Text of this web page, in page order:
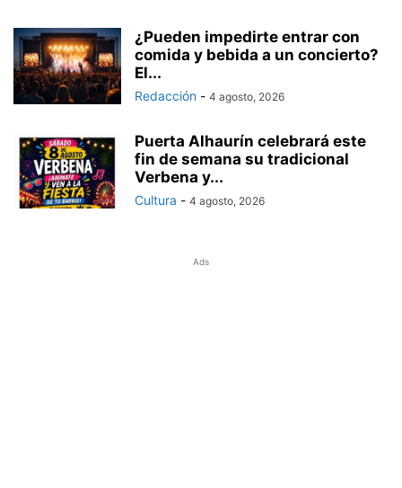
¿Pueden impedirte entrar con
comida y bebida a un concierto?
El...
Redacción - 4 agosto, 2026
Puerta Alhaurín celebrará este
fin de semana su tradicional
Verbena y...
Cultura - 4 agosto, 2026
Ads